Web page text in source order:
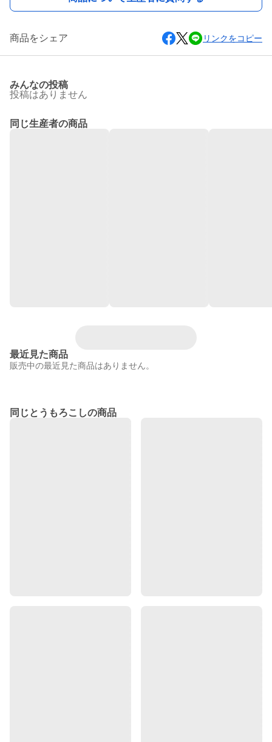
商品をシェア リンクをコピー
みんなの投稿
投稿はありません
同じ生産者の商品
最近見た商品
販売中の最近見た商品はありません。
同じとうもろこしの商品